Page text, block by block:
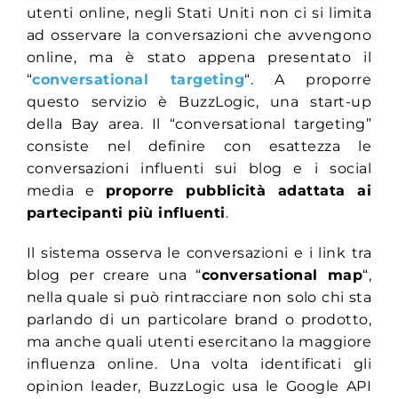
utenti online, negli Stati Uniti non ci si limita
ad osservare la conversazioni che avvengono
online, ma è stato appena presentato il
“conversational targeting“. A proporre
questo servizio è BuzzLogic, una start-up
della Bay area. Il “conversational targeting”
consiste nel definire con esattezza le
conversazioni influenti sui blog e i social
media e proporre pubblicità adattata ai
partecipanti più influenti.
Il sistema osserva le conversazioni e i link tra
blog per creare una “conversational map“,
nella quale si può rintracciare non solo chi sta
parlando di un particolare brand o prodotto,
ma anche quali utenti esercitano la maggiore
influenza online. Una volta identificati gli
opinion leader, BuzzLogic usa le Google API